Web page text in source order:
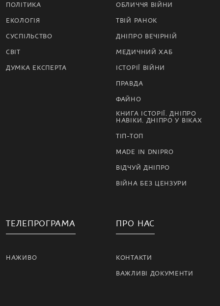
ПОЛІТИКА
ЕКОЛОГІЯ
СУСПІЛЬСТВО
СВІТ
ДУМКА ЕКСПЕРТА
ОБЛИЧЧЯ ВІЙНИ
ТВІЙ РАНОК
ДНІПРО ВЕЧІРНІЙ
МЕДИЧНИЙ ХАБ
ІСТОРІЇ ВІЙНИ
ПРАВДА
ФАЙНО
КНИГА ІСТОРІЇ. ДНІПРО
НАВІКИ. ДНІПРО У ВІКАХ
ТІП-ТОП
MADE IN DNIPRO
ВІДЧУЙ ДНІПРО
ВІЙНА БЕЗ ЦЕНЗУРИ
ТЕЛЕПРОГРАМА
НАЖИВО
ПРО НАС
КОНТАКТИ
ВАЖЛИВІ ДОКУМЕНТИ